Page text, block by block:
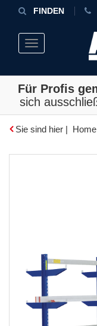
FINDEN
Toggle navigation
Für Profis
sich
Sie sind hier | Home